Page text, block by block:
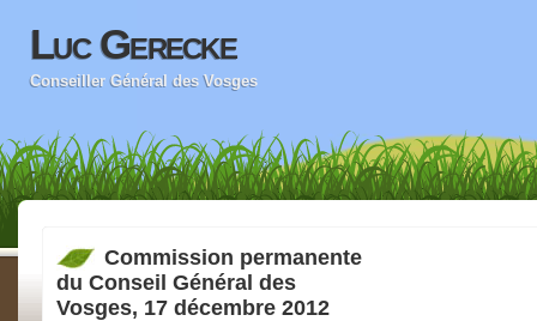
Luc Gerecke
Conseiller Général des Vosges
Commission permanente
du Conseil Général des
Vosges, 17 décembre 2012